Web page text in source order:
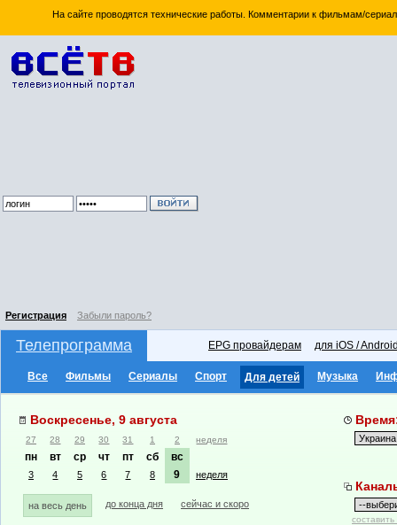
На сайте проводятся технические работы. Комментарии к фильмам/
Регистрация Забыли пароль?
Телепрограмма EPG провайдерам для iOS /
Все Фильмы Сериалы Спорт Для детей Музыка
Воскресенье, 9 августа
27 28 29 30 31 1 2 неделя
пн вт ср чт пт сб вс
3 4 5 6 7 8 9 неделя
на весь день до конца дня сейчас и скоро